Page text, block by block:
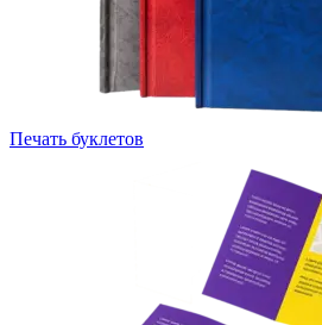
Печать буклетов